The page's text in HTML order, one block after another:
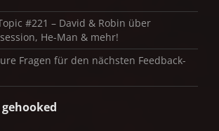
#221 – David & Robin über
He-Man & mehr!
Fragen für den nächsten Feedback-